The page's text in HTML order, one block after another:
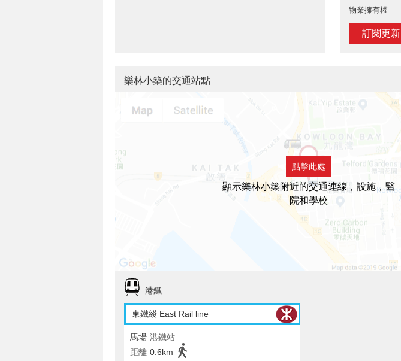
物業擁有權
訂閱更新
樂林小築的交通站點
點擊此處
顯示樂林小築附近的交通連線，設施，醫
院和學校
港鐵
東鐵綫 East Rail line
馬場 港鐵站
距離 0.6km